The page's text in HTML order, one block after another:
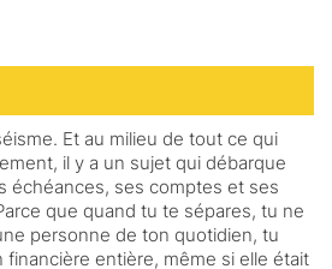
Et au milieu de tout ce qui
il y a un sujet qui débarque
échéances, ses comptes et ses
que quand tu te sépares, tu ne
personne de ton quotidien, tu
financière entière, même si elle était